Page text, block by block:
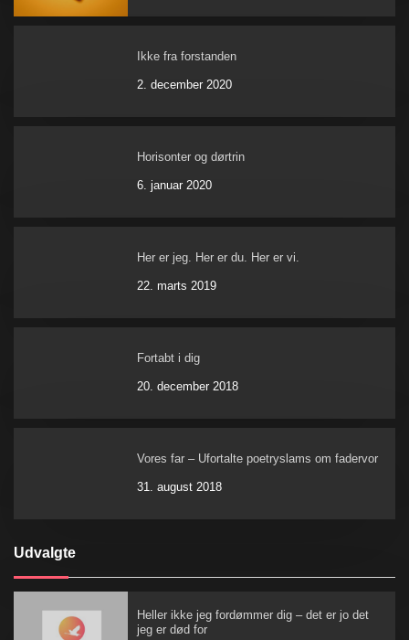
Ikke fra forstanden
2. december 2020
Horisonter og dørtrin
6. januar 2020
Her er jeg. Her er du. Her er vi.
22. marts 2019
Fortabt i dig
20. december 2018
Vores far – Ufortalte poetryslams om fadervor
31. august 2018
Udvalgte
Heller ikke jeg fordømmer dig – det er jo det
jeg er død for